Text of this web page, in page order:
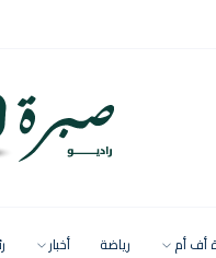
أف أم رياضة أخبار